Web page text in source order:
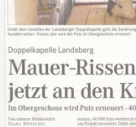
Ausbildung
Ausschreibungen
Vermietung
Referenzen